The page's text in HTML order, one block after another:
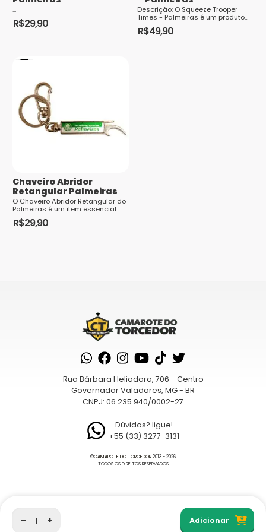
- + Adicionar
Saiba
como seus dados em comentários são
processados
...
R$29,90
Descrição: O Squeeze Trooper
Times - Palmeiras é um produto
inovador e prático para os
torcedores apaixonados pelo
R$49,90
Chaveiro Abridor
Retangular Palmeiras
O Chaveiro Abridor Retangular do
Palmeiras é um item essencial ...
R$29,90
Rua Bárbara Heliodora, 706 - Centro
Governador Valadares, MG - BR
CNPJ: 06.235.940/0002-27
Dúvidas? ligue!
+55 (33) 3277-3131
©CAMAROTE DO TORCEDOR2013 - 2026
TODOS OS DIREITOS RESERVADOS